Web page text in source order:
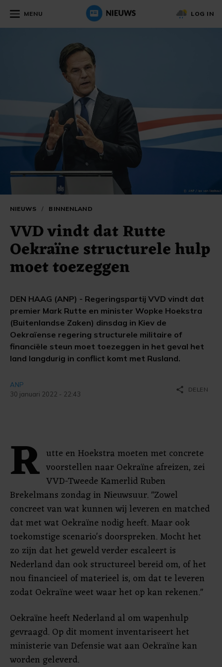
MENU LOG IN
NIEUWS / BINNENLAND
VVD vindt dat Rutte
Oekraïne structurele hulp
moet toezeggen
DEN HAAG (ANP) - Regeringspartij VVD vindt dat
premier Mark Rutte en minister Wopke Hoekstra
(Buitenlandse Zaken) dinsdag in Kiev de
Oekraïense regering structurele militaire of
financiële steun moet toezeggen in het geval het
land langdurig in conflict komt met Rusland.
ANP
30 januari 2022 - 22:43
share DELEN
R utte en Hoekstra moeten met concrete
voorstellen naar Oekraïne afreizen, zei
VVD-Tweede Kamerlid Ruben
Brekelmans zondag in Nieuwsuur. "Zowel
concreet van wat kunnen wij leveren en matched
dat met wat Oekraïne nodig heeft. Maar ook
toekomstige scenario's doorspreken. Mocht het
zo zijn dat het geweld verder escaleert is
Nederland dan ook structureel bereid om, of het
nou financieel of materieel is, om dat te leveren
zodat Oekraïne weet waar het op kan rekenen."
Oekraïne heeft Nederland al om wapenhulp
gevraagd. Op dit moment inventariseert het
ministerie van Defensie wat aan Oekraïne kan
worden geleverd.